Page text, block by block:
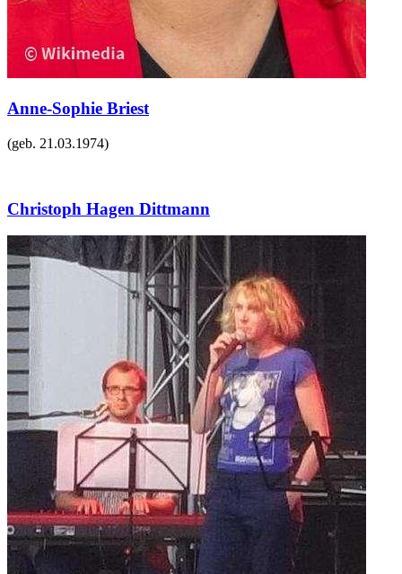
Anne-Sophie Briest
(geb. 21.03.1974)
Christoph Hagen Dittmann